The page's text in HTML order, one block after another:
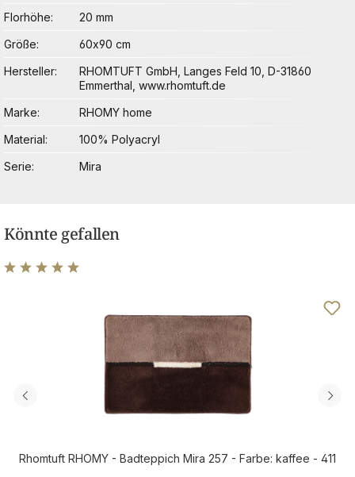
Florhöhe
20 mm
Größe
60x90 cm
Hersteller
RHOMTUFT GmbH, Langes Feld 10, D-31860
Emmerthal, www.rhomtuft.de
Marke
RHOMY home
Material
100% Polyacryl
Serie
Mira
Könnte gefallen
Rhomtuft RHOMY - Badteppich Mira 257 - Farbe: kaffee - 411